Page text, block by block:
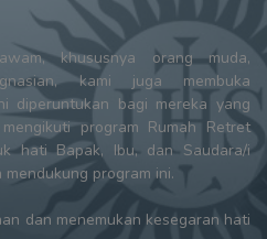
khususnya orang muda,
kami juga membuka
diperuntukan bagi mereka yang
program Rumah Retret
hati Bapak, Ibu, dan Saudara/i
program ini.
dan menemukan kesegaran hati